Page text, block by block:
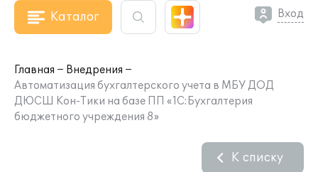
Каталог Вход
Главная
Внедрения
Автоматизация бухгалтерского учета в МБУ ДОД
ДЮСШ Кон-Тики на базе ПП «1С:Бухгалтерия
бюджетного учреждения 8»
К списку